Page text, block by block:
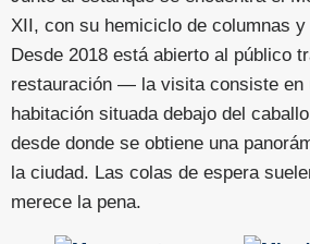
XII, con su hemiciclo de columnas
Desde 2018 está abierto al público
restauración — la visita consiste en
habitación situada debajo del
desde donde se obtiene una
la ciudad. Las colas de espera
merece la pena.